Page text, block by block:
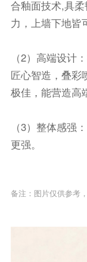
合釉面技术,具
力，上墙下地皆
（2）高端设计
匠心智造，叠彩
极佳，能营造高
（3）整体感强
更强。
备注：图片仅供参考